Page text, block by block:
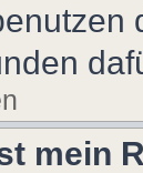
mein